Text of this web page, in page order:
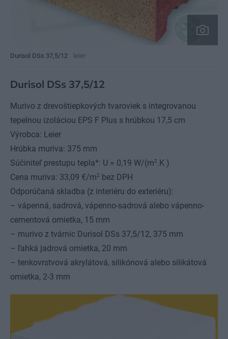
Durisol DSs 37,5/12 leier
Durisol DSs 37,5/12
Murivo z drevoštiepkových tvaroviek s integrovanou
tepelnou izoláciou EPS F Plus s hrúbkou 17,5 cm
Výrobca: Leier
Hrúbka muriva: 375 mm
Súčiniteľ prestupu tepla*: U = 0,19 W/(m2.K )
Cena muriva: 33,09 €/m2 bez DPH
Odporúčaná skladba (z interiéru do exteriéru):
– vápenná, sadrová, vápenno-sadrová alebo vápenno-
cementová omietka, 15 mm
– murivo z tvárnic Durisol DSs 37,5/12, 375 mm
– ľahká jadrová omietka, 20 mm
– tenkovrstvová akrylátová, silikónová alebo silikátová
omietka, 2-3 mm